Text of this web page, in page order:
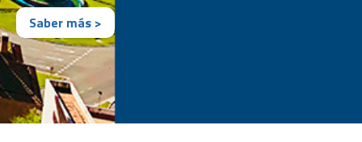
Saber más >